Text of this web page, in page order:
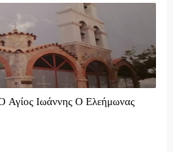
Αγίος Ιωάννης Ο Ελεήμωνας